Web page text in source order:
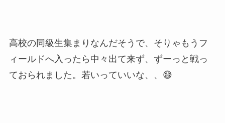
高校の同級生集まりなんだそうで、そりゃもうフ
ィールドへ入ったら中々出て来ず、ずーっと戦っ
ておられました。若いっていいな、、😅